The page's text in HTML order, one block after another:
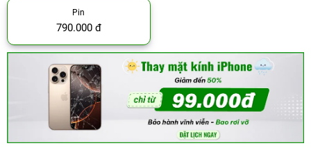
Pin
790.000 đ